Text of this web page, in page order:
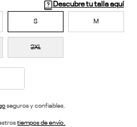
Descubre tu talla aquí
S M
2XL
seguros y confiables.
tiempos de envío.